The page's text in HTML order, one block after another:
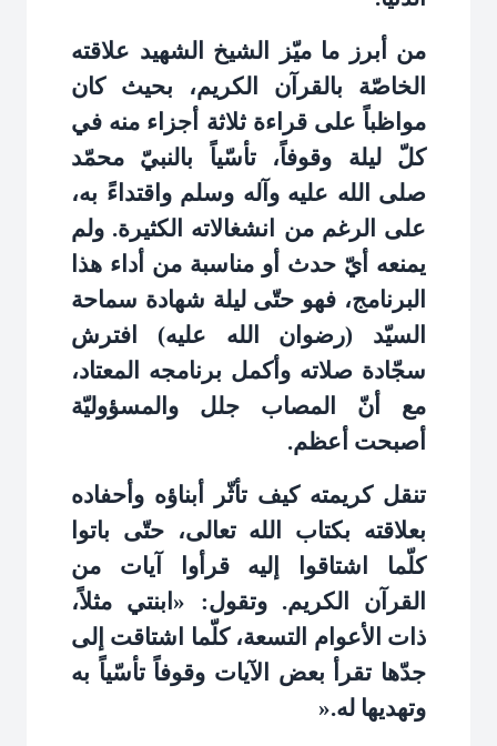
من أبرز ما ميّز الشيخ الشهيد علاقته
الخاصّة بالقرآن الكريم، بحيث كان
مواظباً على قراءة ثلاثة أجزاء منه في
كلّ ليلة وقوفاً، تأسّياً بالنبيّ محمّد
صلى الله عليه وآله وسلم واقتداءً به،
على الرغم من انشغالاته الكثيرة. ولم
يمنعه أيّ حدث أو مناسبة من أداء هذا
البرنامج، فهو حتّى ليلة شهادة سماحة
السيّد (رضوان الله عليه) افترش
سجّادة صلاته وأكمل برنامجه المعتاد،
مع أنّ المصاب جلل والمسؤوليّة
أصبحت أعظم.
تنقل كريمته كيف تأثّر أبناؤه وأحفاده
بعلاقته بكتاب الله تعالى، حتّى باتوا
كلّما اشتاقوا إليه قرأوا آيات من
القرآن الكريم. وتقول: «ابنتي مثلاً،
ذات الأعوام التسعة، كلّما اشتاقت إلى
جدّها تقرأ بعض الآيات وقوفاً تأسّياً به
وتهديها له».